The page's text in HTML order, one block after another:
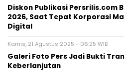
Diskon Publikasi Persrilis.com
2026, Saat Tepat Korporasi
Digital
Kamis, 21 Agustus 2025 - 06:25 WIB
Galeri Foto Pers Jadi Bukti
Keberlanjutan